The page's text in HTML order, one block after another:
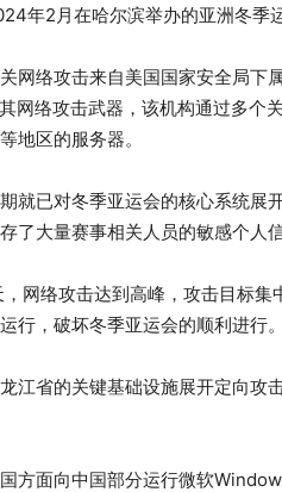
年2月在哈尔滨举办的亚洲冬季
网络攻击来自美国国家安全局下
网络攻击武器，该机构通过多个
地区的服务器。
就已对冬季亚运会的核心系统展
了大量赛事相关人员的敏感个人
网络攻击达到高峰，攻击目标集
行，破坏冬季亚运会的顺利进行。
江省的关键基础设施展开定向攻
方面向中国部分运行微软